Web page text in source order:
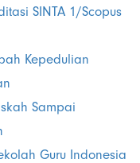
SINTA 1/Scopus
Kepedulian
Sampai
Guru Indonesia